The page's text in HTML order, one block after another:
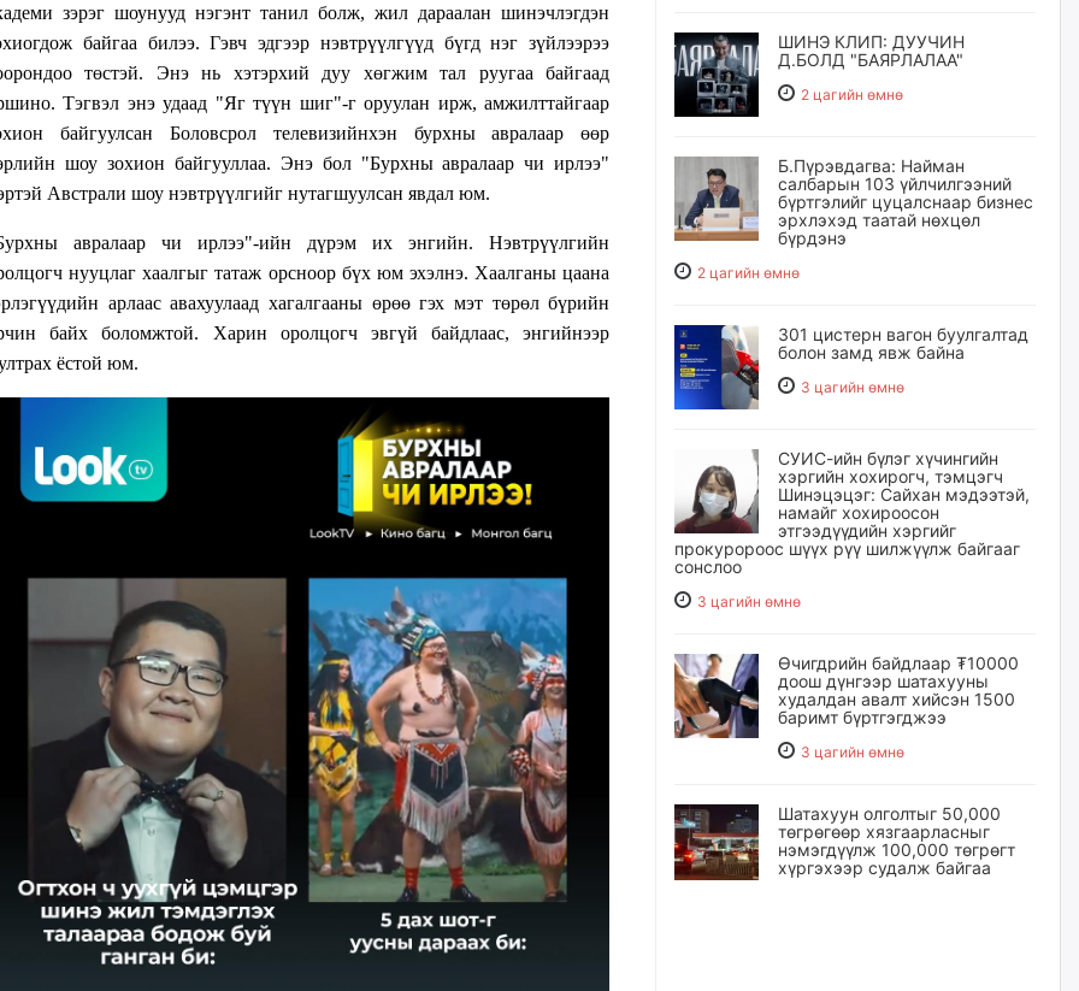
зэрэг шоунууд нэгэнт танил болж, жил дараалан шинэчлэгдэн
байгаа билээ. Гэвч эдгээр нэвтрүүлгүүд бүгд нэг зүйлээрээ
төстэй. Энэ нь хэтэрхий дуу хөгжим тал руугаа байгаад
Тэгвэл энэ удаад "Яг түүн шиг"-г оруулан ирж, амжилттайгаар
байгуулсан Боловсрол телевизийнхэн бурхны авралаар өөр
шоу зохион байгууллаа. Энэ бол "Бурхны авралаар чи ирлээ"
Австрали шоу нэвтрүүлгийг нутагшуулсан явдал юм.
авралаар чи ирлээ"-ийн дүрэм их энгийн. Нэвтрүүлгийн
нууцлаг хаалгыг татаж орсноор бүх юм эхэлнэ. Хаалганы цаана
арлаас авахуулаад хагалгааны өрөө гэх мэт төрөл бүрийн
байх боломжтой. Харин оролцогч эвгүй байдлаас, энгийнээр
ёстой юм.
ШИНЭ КЛИП: ДУУЧИН
Д.БОЛД "БАЯРЛАЛАА"
2 цагийн өмнө
Б.Пүрэвдагва: Найман
салбарын 103 үйлчилгээний
бүртгэлийг цуцалснаар бизнес
эрхлэхэд таатай нөхцөл
бүрдэнэ
2 цагийн өмнө
301 цистерн вагон буулгалтад
болон замд явж байна
3 цагийн өмнө
СУИС-ийн бүлэг хүчингийн
хэргийн хохирогч, тэмцэгч
Шинэцэцэг: Сайхан мэдээтэй,
намайг хохироосон
этгээдүүдийн хэргийг
прокуророос шүүх рүү шилжүүлж байгааг
сонслоо
3 цагийн өмнө
Өчигдрийн байдлаар ₮10000
доош дүнгээр шатахууны
худалдан авалт хийсэн 1500
баримт бүртгэгджээ
3 цагийн өмнө
Шатахуун олголтыг 50,000
төгрөгөөр хязгаарласныг
нэмэгдүүлж 100,000 төгрөгт
хүргэхээр судалж байгаа